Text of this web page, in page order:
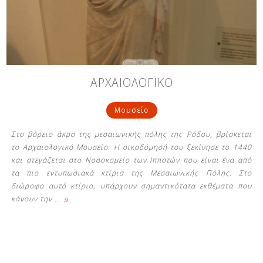
Δείτε μας:
Δείτε μας:
Δείτε μας:
Δείτε μας:
Δείτε μας:
Δείτε μας:
Δείτε μας:
ΑΡΧΑΙΟΛΟΓΙΚΟ
Μουσείο
Στο βόρειο άκρο της μεσαιωνικής πόλης της Ρόδου, βρίσκεται
το Αρχαιολογικό Μουσείο. Η οικοδόμησή του ξεκίνησε το 1440
και στεγάζεται στο Νοσοκομείο των Ιπποτών που είναι ένα από
τα πιο εντυπωσιακά κτίρια της Μεσαιωνικής Πόλης. Στο
διώροφο αυτό κτίριο, υπάρχουν σημαντικότατα εκθέματα που
κάνουν την … »